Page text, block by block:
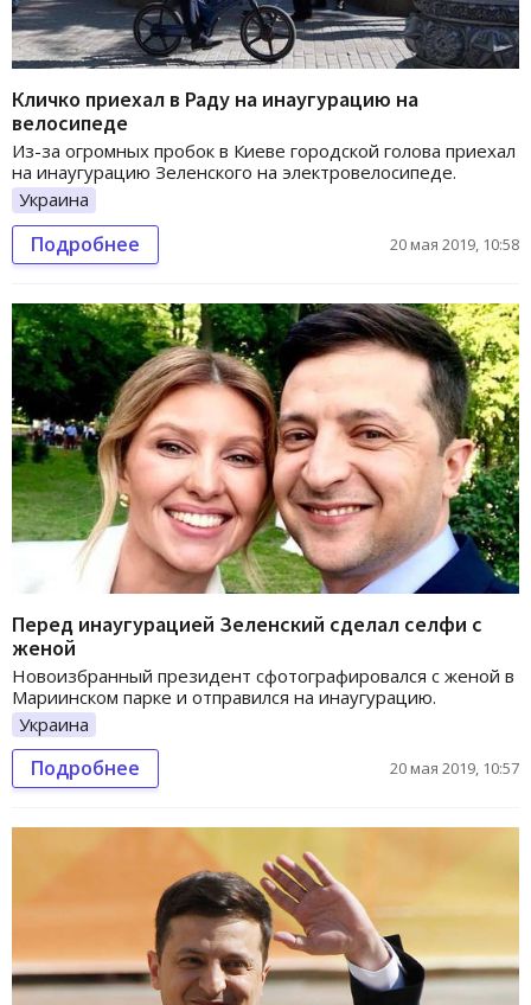
Кличко приехал в Раду на инаугурацию на
велосипеде
Из-за огромных пробок в Киеве городской голова приехал
на инаугурацию Зеленского на электровелосипеде.
Украина
Подробнее 20 мая 2019, 10:58
Перед инаугурацией Зеленский сделал селфи с
женой
Новоизбранный президент сфотографировался с женой в
Мариинском парке и отправился на инаугурацию.
Украина
Подробнее 20 мая 2019, 10:57